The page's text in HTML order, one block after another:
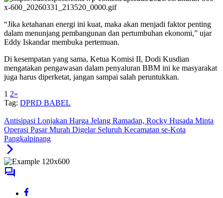
dalam menunjang pembangunan dan pertumbuhan ekonomi,” ujar
Eddy Iskandar membuka pertemuan.
mengatakan pengawasan dalam penyaluran BBM ini ke masyarakat
juga harus diperketat, jangan sampai salah peruntukkan.
Tag:
Operasi Pasar Murah Digelar Seluruh Kecamatan se-Kota
Pangkalpinang